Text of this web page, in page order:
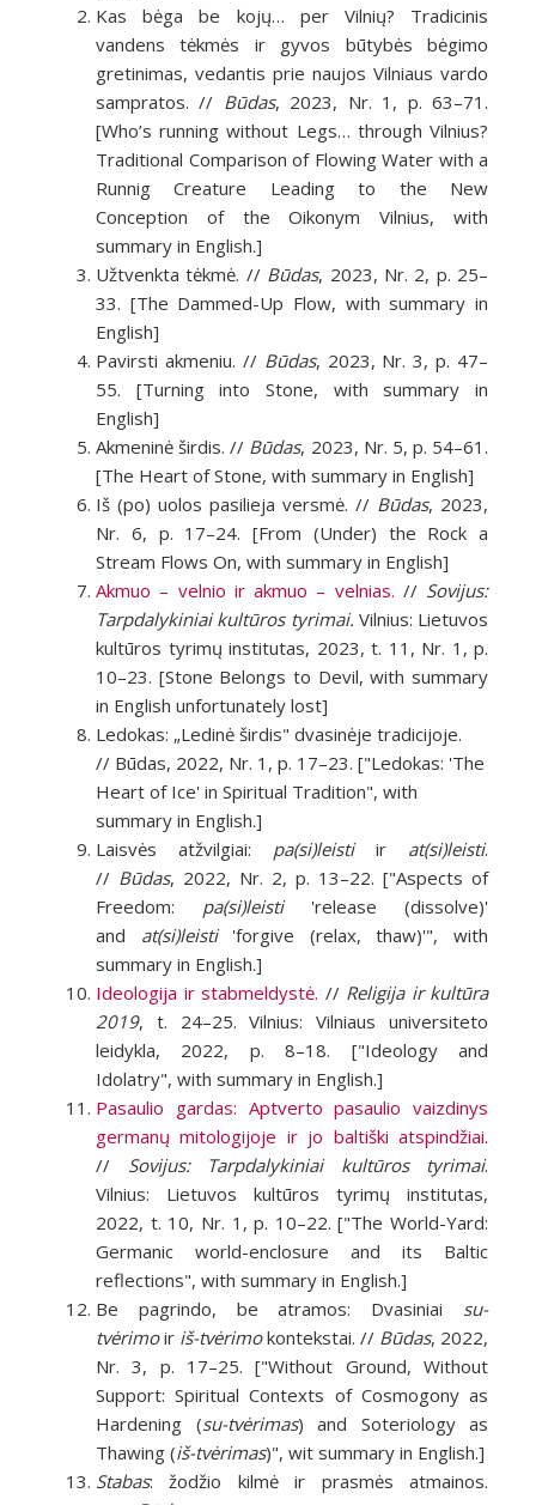
Kas bėga be kojų… per Vilnių? Tradicinis
vandens tėkmės ir gyvos būtybės bėgimo
gretinimas, vedantis prie naujos Vilniaus vardo
sampratos. // Būdas, 2023, Nr. 1, p. 63–71.
[Who’s running without Legs… through Vilnius?
Traditional Comparison of Flowing Water with a
Runnig Creature Leading to the New
Conception of the Oikonym Vilnius, with
summary in English.]
Užtvenkta tėkmė. // Būdas, 2023, Nr. 2, p. 25–
33. [The Dammed-Up Flow, with summary in
English]
Pavirsti akmeniu. // Būdas, 2023, Nr. 3, p. 47–
55. [Turning into Stone, with summary in
English]
Akmeninė širdis. // Būdas, 2023, Nr. 5, p. 54–61.
[The Heart of Stone, with summary in English]
Iš (po) uolos pasilieja versmė. // Būdas, 2023,
Nr. 6, p. 17–24. [From (Under) the Rock a
Stream Flows On, with summary in English]
Akmuo – velnio ir akmuo – velnias. // Sovijus:
Tarpdalykiniai kultūros tyrimai. Vilnius: Lietuvos
kultūros tyrimų institutas, 2023, t. 11, Nr. 1, p.
10–23. [Stone Belongs to Devil, with summary
in English unfortunately lost]
Ledokas: „Ledinė širdis" dvasinėje tradicijoje.
// Būdas, 2022, Nr. 1, p. 17–23. ["Ledokas: 'The
Heart of Ice' in Spiritual Tradition", with
summary in English.]
Laisvės atžvilgiai: pa(si)leistiir at(si)leisti.
// Būdas, 2022, Nr. 2, p. 13–22. ["Aspects of
Freedom: pa(si)leisti'release (dissolve)'
and at(si)leisti'forgive (relax, thaw)'", with
summary in English.]
Ideologija ir stabmeldystė. // Religija ir kultūra
2019, t. 24–25. Vilnius: Vilniaus universiteto
leidykla, 2022, p. 8–18. ["Ideology and
Idolatry", with summary in English.]
Pasaulio gardas: Aptverto pasaulio vaizdinys
germanų mitologijoje ir jo baltiški atspindžiai.
// Sovijus: Tarpdalykiniai kultūros tyrimai.
Vilnius: Lietuvos kultūros tyrimų institutas,
2022, t. 10, Nr. 1, p. 10–22. ["The World-Yard:
Germanic world-enclosure and its Baltic
reflections", with summary in English.]
Be pagrindo, be atramos: Dvasiniai su-
tvėrimoir iš-tvėrimokontekstai. // Būdas, 2022,
Nr. 3, p. 17–25. ["Without Ground, Without
Support: Spiritual Contexts of Cosmogony as
Hardening (su-tvėrimas) and Soteriology as
Thawing (iš-tvėrimas)", wit summary in English.]
Stabas: žodžio kilmė ir prasmės atmainos.